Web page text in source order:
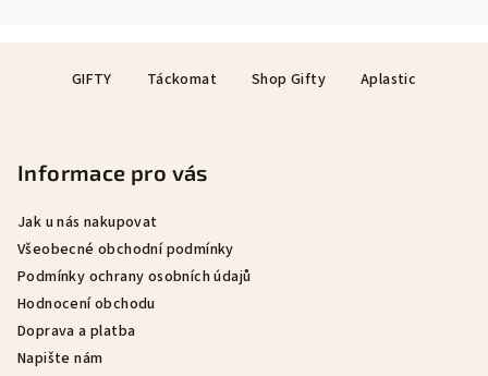
GIFTY Táckomat Shop Gifty Aplastic
Informace pro vás
Jak u nás nakupovat
Všeobecné obchodní podmínky
Podmínky ochrany osobních údajů
Hodnocení obchodu
Doprava a platba
Napište nám